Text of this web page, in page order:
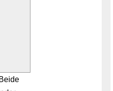
Beide